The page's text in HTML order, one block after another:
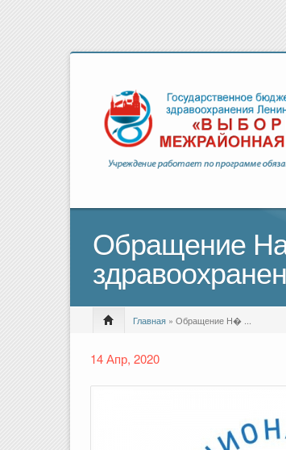
Обращение
Главная » Обращение Н� ...
14 Апр, 2020